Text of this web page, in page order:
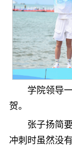
学院领导
贺。
张子扬简
冲刺时虽然没